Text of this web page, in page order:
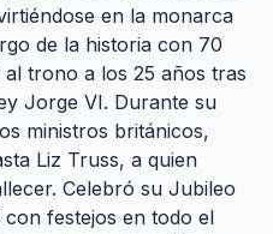
en la monarca
de la historia con 70
trono a los 25 años tras
Jorge VI. Durante su
ministros británicos,
Liz Truss, a quien
Celebró su Jubileo
festejos en todo el